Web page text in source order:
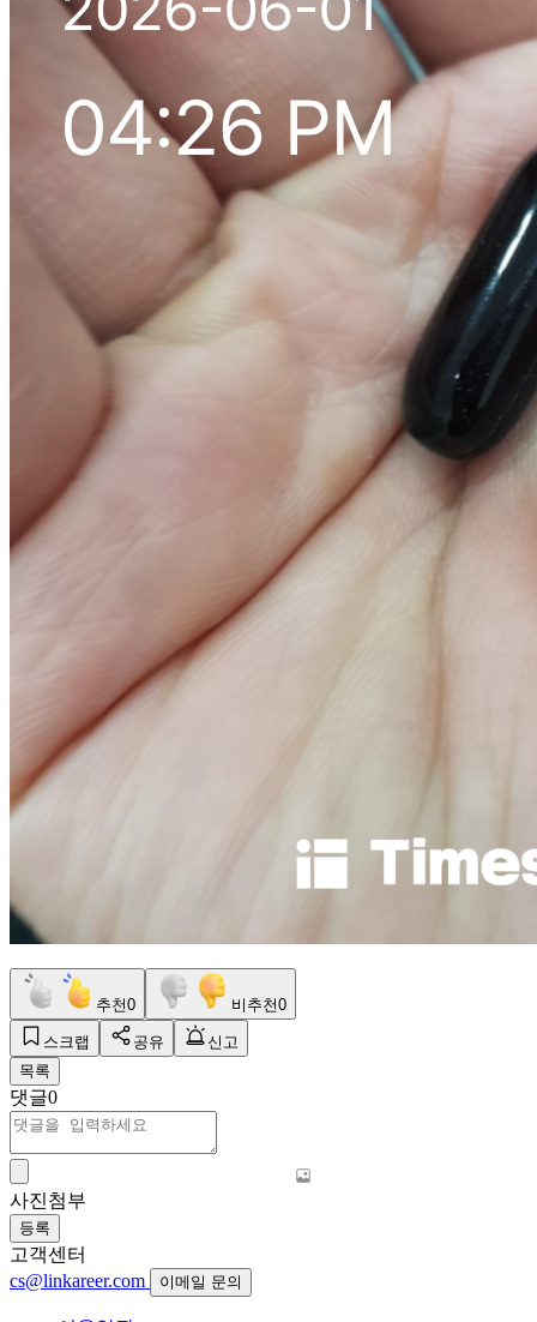
추천0 비추천0
스크랩 공유
신고
목록
댓글0
사진첨부
등록
고객센터
cs@linkareer.com
이메일 문의